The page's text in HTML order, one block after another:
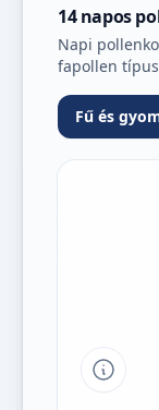
14 napos
Napi
fapollen
Fű és
Tipp a